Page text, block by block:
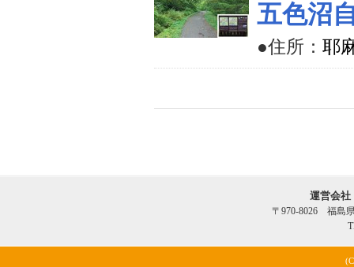
五色沼
●住所： 耶
運営会
〒970-8026 福島